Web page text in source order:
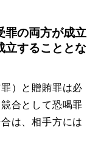
罪の両方が成立
立することとな
）と贈賄罪は必
合として恐喝罪
は、相手方には